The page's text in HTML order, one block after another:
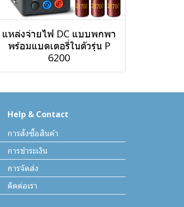
แหล่งจ่ายไฟ DC แบบพกพา
พร้อมแบตเตอรี่ในตัวรุ่น P
6200
Help & Contact
การสั่งซื้อสินค้า
การชำระเงิน
การจัดส่ง
ติดต่อเรา